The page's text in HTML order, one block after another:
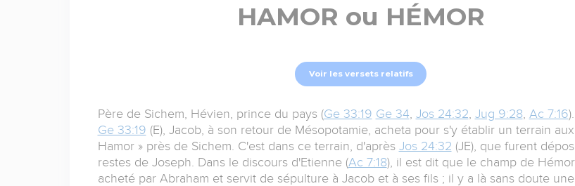
HAMOR ou HÉMOR
Voir les versets relatifs
Père de Sichem, Hévien, prince du pays (Ge 33:19 Ge 34 Jos 24:32 Jug 9:28 Ac 7:16
Ge 33:19 (E), Jacob, à son retour de Mésopotamie, acheta pour s'y établir un terrain
Hamor » près de Sichem. C'est dans ce terrain, d'après Jos 24:32 (JE), que furent
restes de Joseph. Dans le discours d'Etienne (Ac 7:18), il est dit que le champ de
acheté par Abraham et servit de sépulture à Jacob et à ses fils ; il y a là sans doute une